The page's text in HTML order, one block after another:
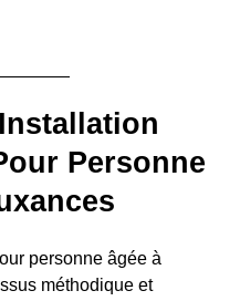
Personne
personne âgée à
méthodique et